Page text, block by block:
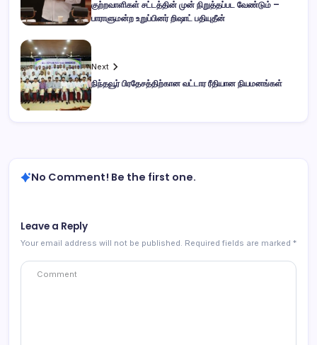
குற்றவாளிகள் சட்டத்தின் முன் நிறுத்தப்பட வேண்டும் –
பாராளுமன்ற உறுப்பினர் றிஷாட் பதியுதீன்
Next
நிந்தவூர் பிரதேசத்திற்கான வட்டார ரீதியான நியமனங்கள்
No Comment! Be the first one.
Leave a Reply
Your email address will not be published. Required fields are marked *